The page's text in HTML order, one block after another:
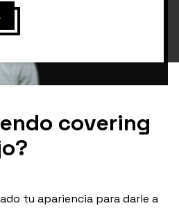
covering
tu apariencia para darle a